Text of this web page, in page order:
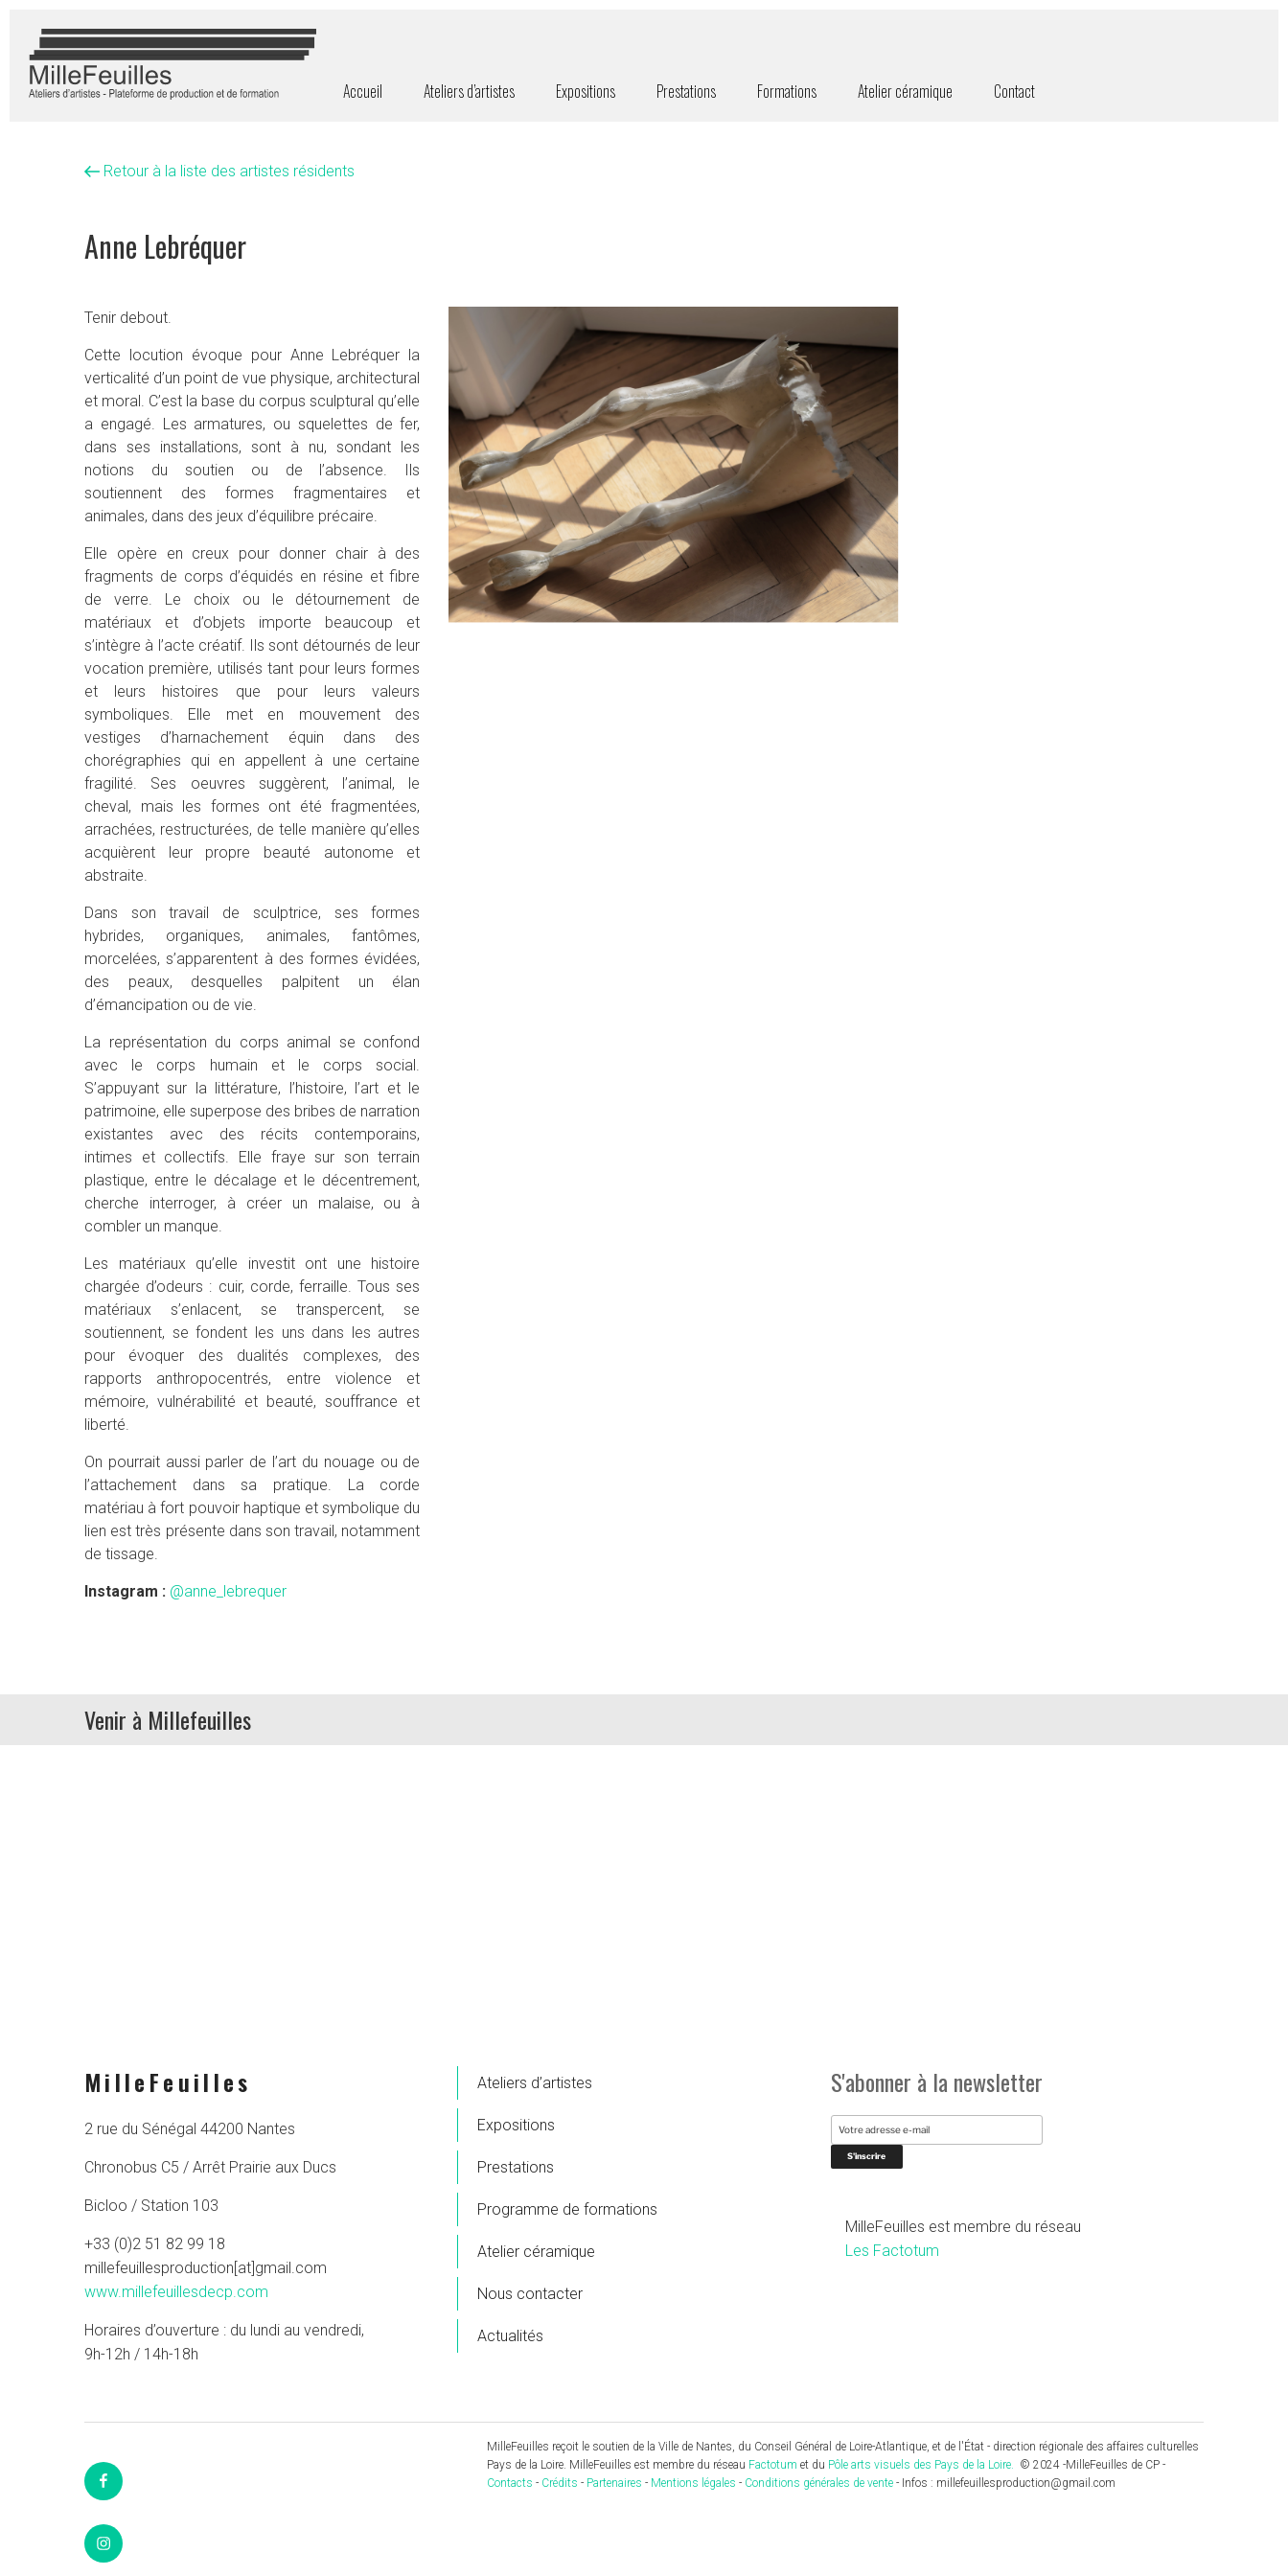
Accueil Ateliers d’artistes Expositions Prestations Formations Atelier céramique Contact
Retour à la liste des artistes résidents
Anne Lebréquer
Tenir debout.
Cette locution évoque pour Anne Lebréquer la
verticalité d’un point de vue physique, architectural
et moral. C’est la base du corpus sculptural qu’elle
a engagé. Les armatures, ou squelettes de fer,
dans ses installations, sont à nu, sondant les
notions du soutien ou de l’absence. Ils
soutiennent des formes fragmentaires et
animales, dans des jeux d’équilibre précaire.
Elle opère en creux pour donner chair à des
fragments de corps d’équidés en résine et fibre
de verre. Le choix ou le détournement de
matériaux et d’objets importe beaucoup et
s’intègre à l’acte créatif. Ils sont détournés de leur
vocation première, utilisés tant pour leurs formes
et leurs histoires que pour leurs valeurs
symboliques. Elle met en mouvement des
vestiges d’harnachement équin dans des
chorégraphies qui en appellent à une certaine
fragilité. Ses oeuvres suggèrent, l’animal, le
cheval, mais les formes ont été fragmentées,
arrachées, restructurées, de telle manière qu’elles
acquièrent leur propre beauté autonome et
abstraite.
Dans son travail de sculptrice, ses formes
hybrides, organiques, animales, fantômes,
morcelées, s’apparentent à des formes évidées,
des peaux, desquelles palpitent un élan
d’émancipation ou de vie.
La représentation du corps animal se confond
avec le corps humain et le corps social.
S’appuyant sur la littérature, l’histoire, l’art et le
patrimoine, elle superpose des bribes de narration
existantes avec des récits contemporains,
intimes et collectifs. Elle fraye sur son terrain
plastique, entre le décalage et le décentrement,
cherche interroger, à créer un malaise, ou à
combler un manque.
Les matériaux qu’elle investit ont une histoire
chargée d’odeurs : cuir, corde, ferraille. Tous ses
matériaux s’enlacent, se transpercent, se
soutiennent, se fondent les uns dans les autres
pour évoquer des dualités complexes, des
rapports anthropocentrés, entre violence et
mémoire, vulnérabilité et beauté, souffrance et
liberté.
On pourrait aussi parler de l’art du nouage ou de
l’attachement dans sa pratique. La corde
matériau à fort pouvoir haptique et symbolique du
lien est très présente dans son travail, notamment
de tissage.
Instagram : @anne_lebrequer
Venir à Millefeuilles
MilleFeuilles
2 rue du Sénégal 44200 Nantes
Chronobus C5 / Arrêt Prairie aux Ducs
Bicloo / Station 103
+33 (0)2 51 82 99 18
millefeuillesproduction[at]gmail.com
www.millefeuillesdecp.com
Horaires d’ouverture : du lundi au vendredi,
9h-12h / 14h-18h
Ateliers d’artistes
Expositions
Prestations
Programme de formations
Atelier céramique
Nous contacter
Actualités
S'abonner à la newsletter
MilleFeuilles est membre du réseau
Les Factotum
Facebook
Instagram
MilleFeuilles reçoit le soutien de la Ville de Nantes, du Conseil Général de Loire-Atlantique, et de l'État - direction régionale des affaires culturelles
Pays de la Loire. MilleFeuilles est membre du réseau Factotum et du Pôle arts visuels des Pays de la Loire. © 2024 -MilleFeuilles de CP -
Contacts - Crédits - Partenaires - Mentions légales - Conditions générales de vente - Infos : millefeuillesproduction@gmail.com